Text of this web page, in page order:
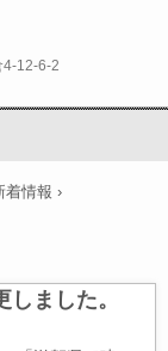
4-12-6-2
着情報 ›
ました。